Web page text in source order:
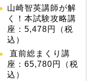
山崎智英講師が解
く！本試験攻略講
座：5,478円（税
込）
直前総まくり講
座：65,780円（税
込）